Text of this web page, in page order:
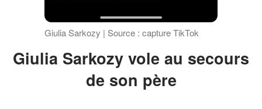
Giulia Sarkozy | Source : capture TikTok
Giulia Sarkozy vole au secours
de son père